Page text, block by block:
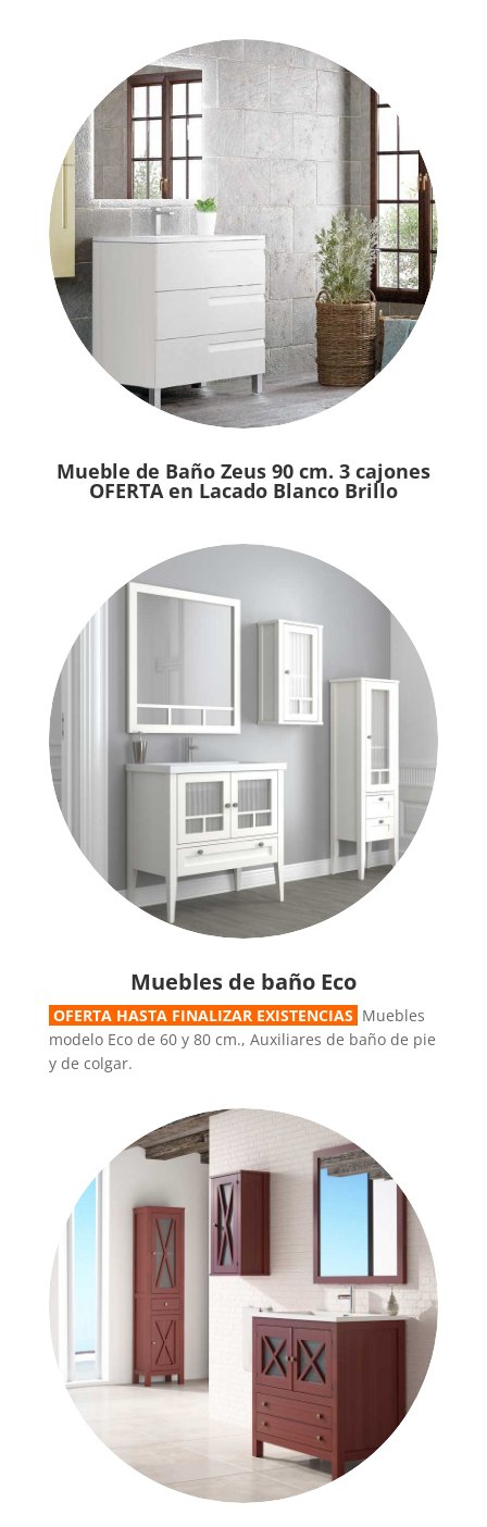
Mueble de Baño Zeus 90 cm. 3 cajones
OFERTA en Lacado Blanco Brillo
Muebles de baño Eco
OFERTA HASTA FINALIZAR EXISTENCIAS Muebles
modelo Eco de 60 y 80 cm., Auxiliares de baño de pie
y de colgar.